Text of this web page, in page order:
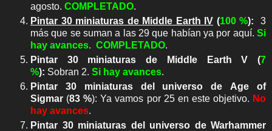
agosto. COMPLETADO.
Pintar 30 miniaturas de Middle Earth IV (100 %): 3
más que se suman a las 29 que habían ya por aquí. Si
hay avances. COMPLETADO.
Pintar 30 miniaturas de Middle Earth V (7
%): Sobran 2. Si hay avances.
Pintar 30 miniaturas del universo de Age of
Sigmar (83 %): Ya vamos por 25 en este objetivo. No
hay avances.
Pintar 30 miniaturas del universo de Warhammer